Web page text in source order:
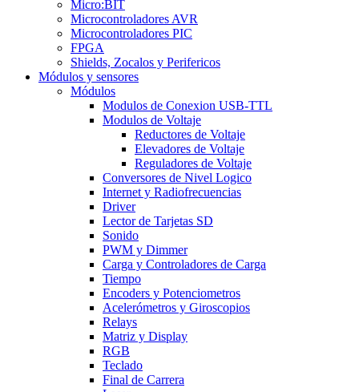
Micro:BIT
Microcontroladores AVR
Microcontroladores PIC
FPGA
Shields, Zocalos y Perifericos
Módulos y sensores
Módulos
Modulos de Conexion USB-TTL
Modulos de Voltaje
Reductores de Voltaje
Elevadores de Voltaje
Reguladores de Voltaje
Conversores de Nivel Logico
Internet y Radiofrecuencias
Driver
Lector de Tarjetas SD
Sonido
PWM y Dimmer
Carga y Controladores de Carga
Tiempo
Encoders y Potenciometros
Acelerómetros y Giroscopios
Relays
Matriz y Display
RGB
Teclado
Final de Carrera